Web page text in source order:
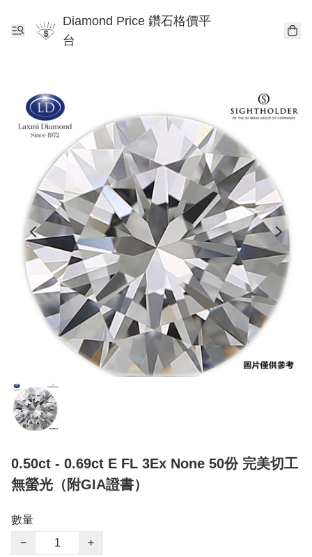
Diamond Price 鑽石格價平
台
0.50ct - 0.69ct E FL 3Ex None 50份 完美切工
無螢光（附GIA證書）
數量
−
+